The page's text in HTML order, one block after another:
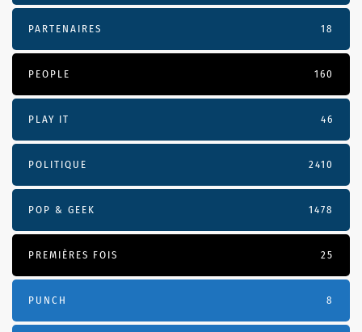
PARTENAIRES 18
PEOPLE 160
PLAY IT 46
POLITIQUE 2410
POP & GEEK 1478
PREMIÈRES FOIS 25
PUNCH 8